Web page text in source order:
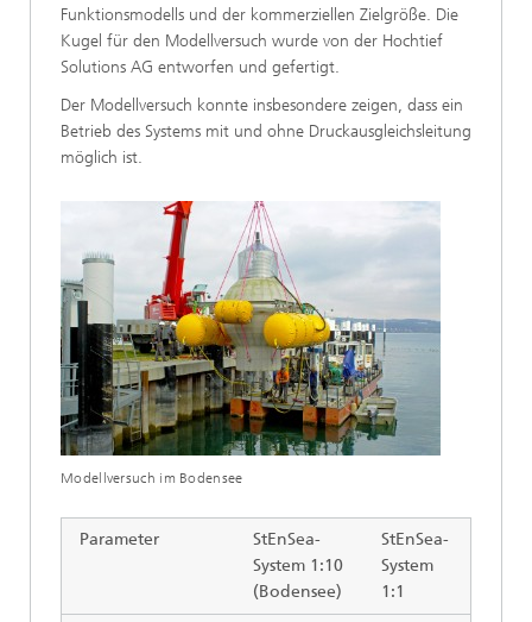
Funktionsmodells und der kommerziellen Zielgröße. Die
Kugel für den Modellversuch wurde von der Hochtief
Solutions AG entworfen und gefertigt.
Der Modellversuch konnte insbesondere zeigen, dass ein
Betrieb des Systems mit und ohne Druckausgleichsleitung
möglich ist.
Modellversuch im Bodensee
Parameter
StEnSea-
System 1:10
(Bodensee)
StEnSea-
System
1:1